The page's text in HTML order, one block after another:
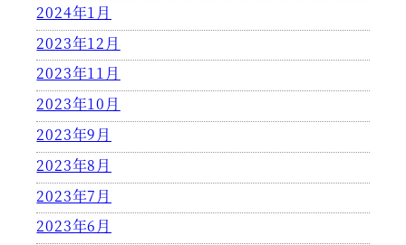
2024年1月
2023年12月
2023年11月
2023年10月
2023年9月
2023年8月
2023年7月
2023年6月